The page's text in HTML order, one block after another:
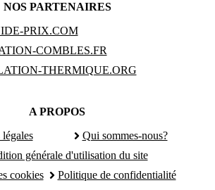
NOS PARTENAIRES
PRIX.COM
COMBLES.FR
THERMIQUE.ORG
A PROPOS
Qui sommes-nous?
générale d'utilisation du site
cookies
Politique de confidentialité